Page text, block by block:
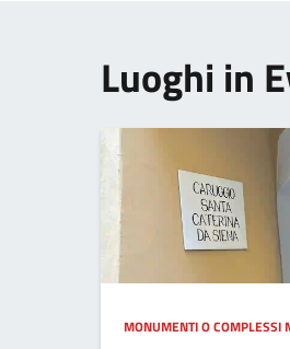
Luoghi in
MONUMENTI O COMPLESSI